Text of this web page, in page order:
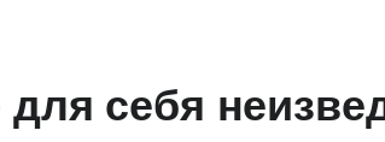
для себя